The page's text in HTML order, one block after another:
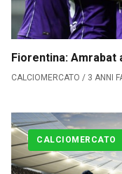
Fiorentina: Amrabat
CALCIOMERCATO / 3 ANNI
CALCIOMERCATO